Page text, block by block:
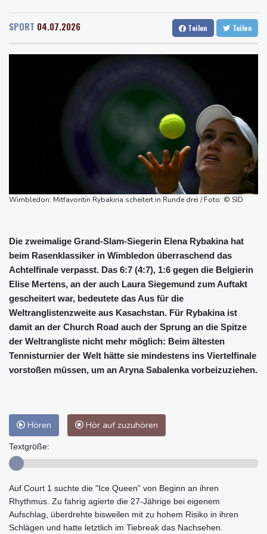
Dresden
Wien
27 °C
Baden-Baden
14 °C
Studie: Klimawandel verdoppelt Wahrscheinlichkeit für
Niedersachsen: Splittergranate aus Zweitem Weltkrieg in
Coup für Köln: Hendrich kehrt in die Bundesliga zurück
Kokain in Lutschern: 68-Jähriger bei Schmuggelversuch in
"Infanti-No Go": Pressestimmen zum Verbleib des FIFA-Chefs
SPORT 04.07.2026 Teilen Teilen
Wimbledon: Mitfavoritin Rybakina scheitert in Runde drei / Foto: © SID
Die zweimalige Grand-Slam-Siegerin Elena Rybakina hat
beim Rasenklassiker in Wimbledon überraschend das
Achtelfinale verpasst. Das 6:7 (4:7), 1:6 gegen die Belgierin
Elise Mertens, an der auch Laura Siegemund zum Auftakt
gescheitert war, bedeutete das Aus für die
Weltranglistenzweite aus Kasachstan. Für Rybakina ist
damit an der Church Road auch der Sprung an die Spitze
der Weltrangliste nicht mehr möglich: Beim ältesten
Tennisturnier der Welt hätte sie mindestens ins Viertelfinale
vorstoßen müssen, um an Aryna Sabalenka vorbeizuziehen.
Hören Hör auf zuzuhören
Textgröße:
Auf Court 1 suchte die "Ice Queen" von Beginn an ihren
Rhythmus. Zu fahrig agierte die 27-Jährige bei eigenem
Aufschlag, überdrehte bisweilen mit zu hohem Risiko in ihren
Schlägen und hatte letztlich im Tiebreak das Nachsehen.